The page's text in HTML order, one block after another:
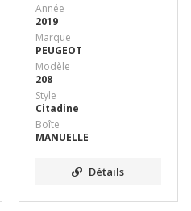
Année
2019
Marque
PEUGEOT
Modèle
208
Style
Citadine
Boîte
MANUELLE
Détails